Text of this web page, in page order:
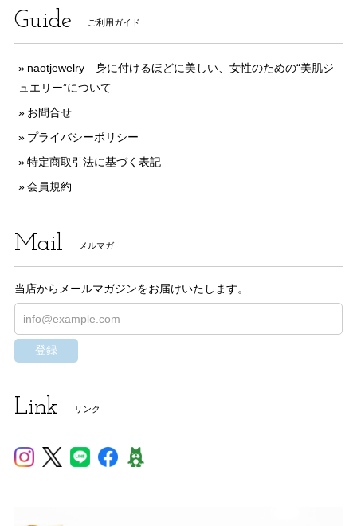
Guide ご利用ガイド
naotjewelry 身に付けるほどに美しい、女性のための“美肌ジ
ュエリー”について
お問合せ
プライバシーポリシー
特定商取引法に基づく表記
会員規約
Mail メルマガ
当店からメールマガジンをお届けいたします。
登録
Link リンク